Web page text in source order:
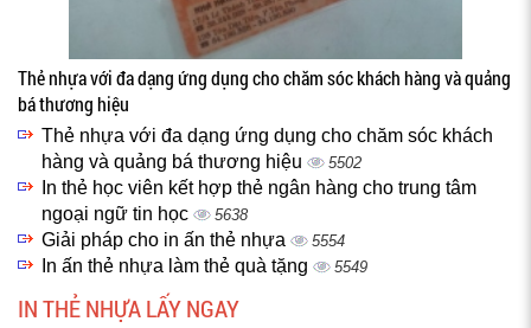
Thẻ nhựa với đa dạng ứng dụng cho chăm sóc khách hàng và quảng
bá thương hiệu
Thẻ nhựa với đa dạng ứng dụng cho chăm sóc khách
hàng và quảng bá thương hiệu
5502
In thẻ học viên kết hợp thẻ ngân hàng cho trung tâm
ngoại ngữ tin học
5638
Giải pháp cho in ấn thẻ nhựa 5554
In ấn thẻ nhựa làm thẻ quà tặng 5549
IN THẺ NHỰA LẤY NGAY